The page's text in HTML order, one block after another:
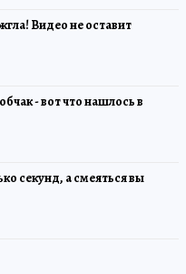
Видео не оставит
- вот что нашлось в
секунд, а смеяться вы